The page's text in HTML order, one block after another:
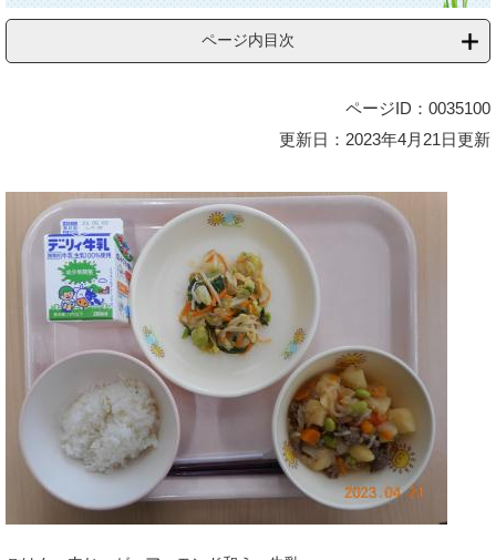
ページ内目次
ページID：0035100
更新日：2023年4月21日更新